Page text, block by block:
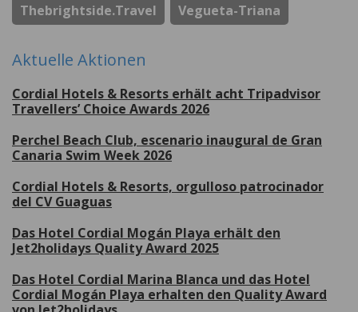
Thebrightside.travel
Vegueta-Triana
Aktuelle Aktionen
Cordial Hotels & Resorts erhält acht Tripadvisor
Travellers’ Choice Awards 2026
Perchel Beach Club, escenario inaugural de Gran
Canaria Swim Week 2026
Cordial Hotels & Resorts, orgulloso patrocinador
del CV Guaguas
Das Hotel Cordial Mogán Playa erhält den
Jet2holidays Quality Award 2025
Das Hotel Cordial Marina Blanca und das Hotel
Cordial Mogán Playa erhalten den Quality Award